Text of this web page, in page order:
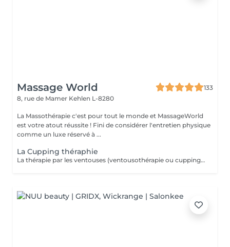
Massage World
133
8, rue de Mamer Kehlen L-8280
La Massothérapie c'est pour tout le monde et MassageWorld
est votre atout réussite ! Fini de considérer l'entretien physique
comme un luxe réservé à ...
La Cupping théraphie
La thérapie par les ventouses (ventousothérapie ou cupping) peut être employée pour divers problèmes de santé. Actuellement, elle est surtout utilisée pour soulager les douleurs musculosquelettiques. 'application des ventouses active fortement la circulation du sang et par le fait même, soulage la douleur. Jusqu'à récemment cette technique était très peu connue de la plupart des gens en occident. Depuis quelques années elle gagne en popularité. La thérapie par les ventouses est maintenant de plus en plus répendue. L'aspiration provoquée par les ventouses augmente considérablement la circulation sanguine au niveau des vaisseaux sanguins capillaires des muscles, tissus conjonctifs et des fascias. Elle améliore aussi la circulation lymphatique. Ainsi, elle libère la stagnation de Qi et de Sang dans les zones douloureuses. Cela a pour effet de diminuer les douleurs, les tensions, les contractions et les spasmes musculaires. De plus, le cupping favorise la guérison et permet d'éliminer plus rapidement l'acide lactique accumulé dans les muscles par l'effort physique. Le cupping est aussi utilisé pour chasser les pathogènes à l'extérieur du corps et dégager les voies respiratoires en cas de rhumes, grippes ou bronchites. Laissez-vous surprendre par cette technique millénaire.